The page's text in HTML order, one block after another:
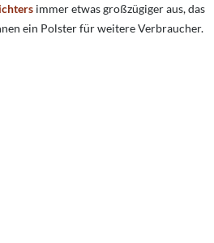
immer etwas großzügiger aus, das
ein Polster für weitere Verbraucher.